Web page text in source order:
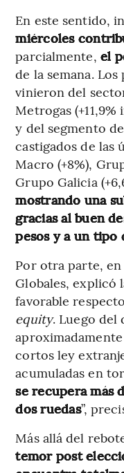
En este sentido,
miércoles
parcialmente, el
de la semana.
vinieron del
Metrogas
y del segmento
castigados de las
Macro (+8%),
Grupo Galicia
mostrando una
gracias al buen
pesos y a un tipo
Por otra parte,
Globales, explicó
favorable
equity. Luego del
cortos ley
acumuladas en
se recupera más
dos ruedas”,
Más allá del
temor post